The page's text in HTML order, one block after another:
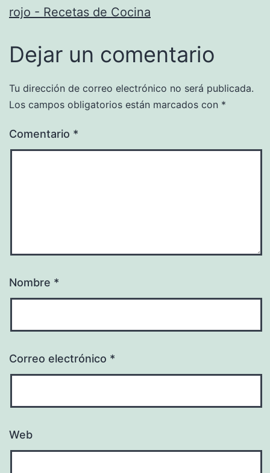
rojo - Recetas de Cocina
Dejar un comentario
Tu dirección de correo electrónico no será publicada.
Los campos obligatorios están marcados con *
Comentario *
Nombre *
Correo electrónico *
Web